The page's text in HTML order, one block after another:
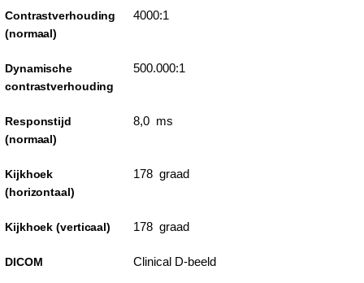
Contrastverhouding
(normaal)
4000:1
Dynamische
contrastverhouding
500.000:1
Responstijd
(normaal)
8,0 ms
Kijkhoek
(horizontaal)
178 graad
Kijkhoek (verticaal) 178 graad
DICOM Clinical D-beeld